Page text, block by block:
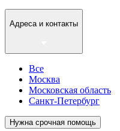
Адреса и контакты
Все
Москва
Московская область
Санкт-Петербург
Нужна срочная помощь